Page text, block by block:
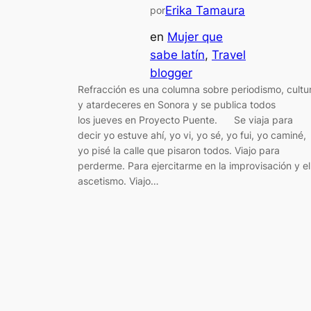
porErika Tamaura
en Mujer que
sabe latín, Travel
blogger
Refracción es una columna sobre periodismo,
y atardeceres en Sonora y se publica todos
los jueves en Proyecto Puente. Se viaja para
decir yo estuve ahí, yo vi, yo sé, yo fui, yo caminé,
yo pisé la calle que pisaron todos. Viajo para
perderme. Para ejercitarme en la improvisación y el
ascetismo. Viajo…